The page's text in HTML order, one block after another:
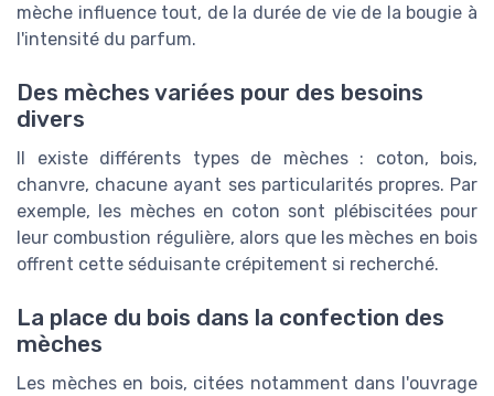
mèche influence tout, de la durée de vie de la bougie à
l'intensité du parfum.
Des mèches variées pour des besoins
divers
Il existe différents types de mèches : coton, bois,
chanvre, chacune ayant ses particularités propres. Par
exemple, les mèches en coton sont plébiscitées pour
leur combustion régulière, alors que les mèches en bois
offrent cette séduisante crépitement si recherché.
La place du bois dans la confection des
mèches
Les mèches en bois, citées notamment dans l'ouvrage